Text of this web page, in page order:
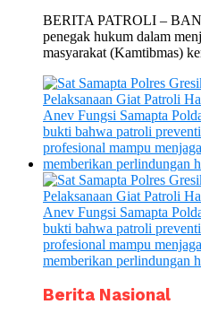
BERITA PATROLI –
penegak hukum dalam
masyarakat (Kamtibmas)
Berita Nasional